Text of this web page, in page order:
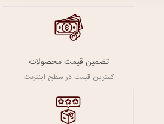
تضمین قیمت محصولات
کمترین قیمت در سطح اینترنت